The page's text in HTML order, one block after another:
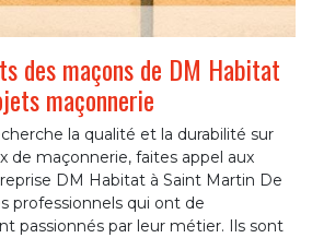
des maçons de DM Habitat
maçonnerie
la qualité et la durabilité sur
de maçonnerie, faites appel aux
DM Habitat à Saint Martin De
professionnels qui ont de
passionnés par leur métier. Ils sont